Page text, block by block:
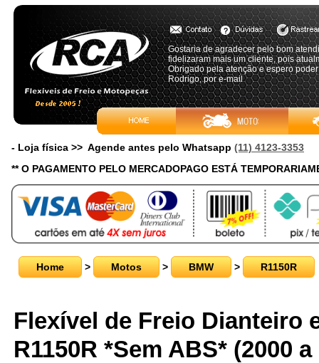
Gostaria de agradecer pelo bom
fidelizaram mais um cliente, pois
Obrigado pela atenção e espero
Rodrigo, por e-mail
- Loja física >> Agende antes pelo Whatsapp (11) 4123-3353
** O PAGAMENTO PELO MERCADOPAGO ESTÁ
Home > Motos > BMW > R1150R
Flexível de Freio Dianteiro
R1150R *Sem ABS* (2000